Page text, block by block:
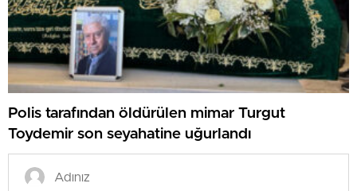
Polis tarafından öldürülen mimar Turgut
Toydemir son seyahatine uğurlandı